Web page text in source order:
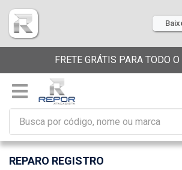
FRETE GRÁTIS PARA TODO
REPARO REGISTRO